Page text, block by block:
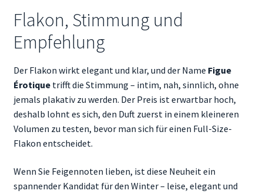
Flakon, Stimmung und
Empfehlung
Der Flakon wirkt elegant und klar, und der Name Figue
Érotiquetrifft die Stimmung – intim, nah, sinnlich, ohne
jemals plakativ zu werden. Der Preis ist erwartbar hoch,
deshalb lohnt es sich, den Duft zuerst in einem kleineren
Volumen zu testen, bevor man sich für einen Full-Size-
Flakon entscheidet.
Wenn Sie Feigennoten lieben, ist diese Neuheit ein
spannender Kandidat für den Winter – leise, elegant und